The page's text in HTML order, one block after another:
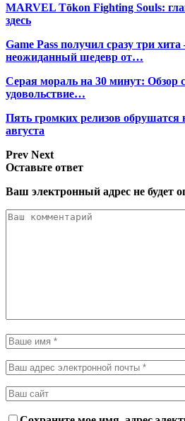
MARVEL Tōkon Fighting Souls:
здесь
Game Pass получил сразу три
неожиданный шедевр от…
Серая мораль на 30 минут: Обзор
удовольствие…
Пять громких релизов обрушатся
августа
Prev Next
Оставьте ответ
Ваш электронный адрес не будет